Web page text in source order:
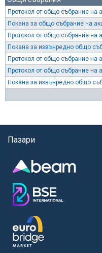
Протокол от общо събрание на
Покана за общо събрание на
Протокол от общо събрание на
Покана за извънредно общо
Протокол от общо събрание на
Протокол от общо събрание на
Покана за извънредно общо
Пазари